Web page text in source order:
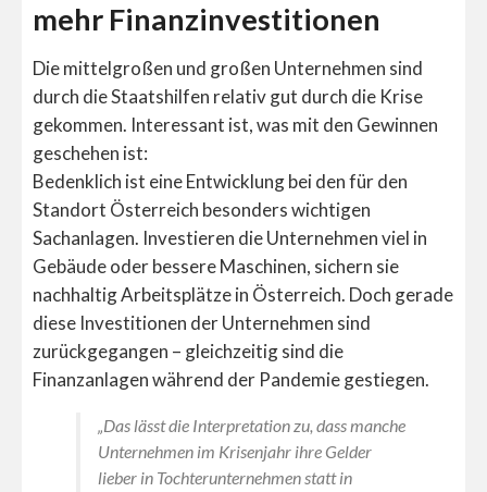
mehr Finanzinvestitionen
Die mittelgroßen und großen Unternehmen sind
durch die Staatshilfen relativ gut durch die Krise
gekommen. Interessant ist, was mit den Gewinnen
geschehen ist:
Bedenklich ist eine Entwicklung bei den für den
Standort Österreich besonders wichtigen
Sachanlagen. Investieren die Unternehmen viel in
Gebäude oder bessere Maschinen, sichern sie
nachhaltig Arbeitsplätze in Österreich. Doch gerade
diese Investitionen der Unternehmen sind
zurückgegangen – gleichzeitig sind die
Finanzanlagen während der Pandemie gestiegen.
„Das lässt die Interpretation zu, dass manche
Unternehmen im Krisenjahr ihre Gelder
lieber in Tochterunternehmen statt in